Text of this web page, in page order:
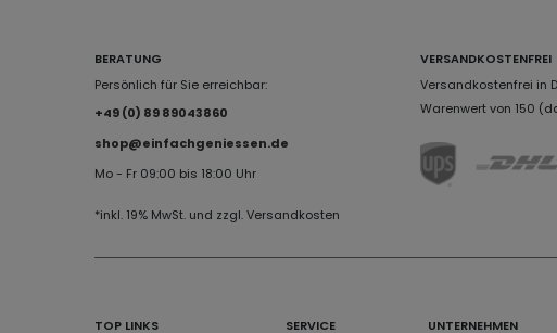
BERATUNG
Persönlich für Sie erreichbar:
+49 (0) 89 89043860
shop@einfachgeniessen.de
Mo - Fr 09:00 bis 18:00 Uhr
*inkl. 19% MwSt. und zzgl. Versandkosten
VERSANDKOSTENFREI
Versandkostenfrei in
Warenwert von 150
TOP LINKS SERVICE UNTERNEHMEN